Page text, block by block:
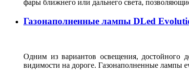
фары ближнего или дальнего света,
Газонаполненные лампы DLed
Одним из вариантов освещения, достойного
видимости на дороге. Газонаполненные лампы